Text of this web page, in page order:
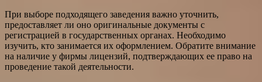
При выборе подходящего заведения важно уточнить,
предоставляет ли оно оригинальные документы с
регистрацией в государственных органах. Необходимо
изучить, кто занимается их оформлением. Обратите внимание
на наличие у фирмы лицензий, подтверждающих ее право на
проведение такой деятельности.